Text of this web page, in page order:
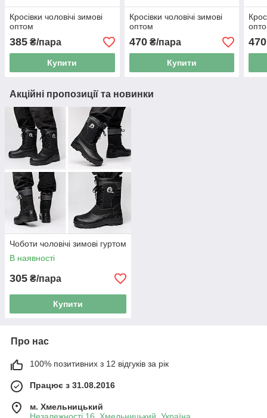
Кросівки чоловічі зимові
оптом
385 ₴/пара
Купити
Кросівки чоловічі зимові
оптом
470₴/пара
Купити
470
Акційні пропозиції та новинки
Чоботи чоловічі зимові гуртом
В наявності
305 ₴/пара
Купити
Про нас
100% позитивних з 12 відгуків за рік
Працює з 31.08.2016
м. Хмельницький